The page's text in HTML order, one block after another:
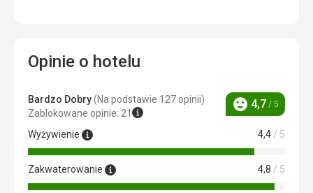
Opinie o hotelu
Bardzo Dobry(Na podstawie 127 opinii)
Zablokowane opinie: 21
Ocena
4,7 / 5
Wyżywienie 4,4 / 5
Zakwaterowanie 4,8 / 5